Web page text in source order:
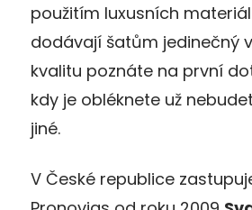
použitím luxusních
dodávají šatům jedinečný
kvalitu poznáte na první
kdy je obléknete už
jiné.
V České republice